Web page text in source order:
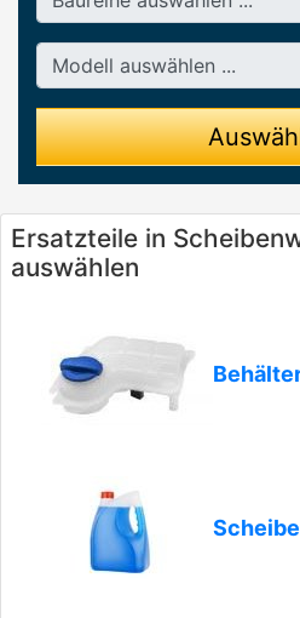
Modell
Ersatzteile in
auswählen